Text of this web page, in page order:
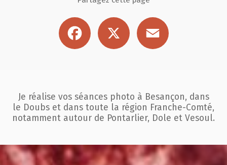
Facebook
Je réalise vos séances photo à Besançon, dans
le Doubs et dans toute la région Franche-Comté,
notamment autour de Pontarlier, Dole et Vesoul.